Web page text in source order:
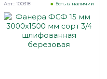
Есть в наличии
Арт.: 100318